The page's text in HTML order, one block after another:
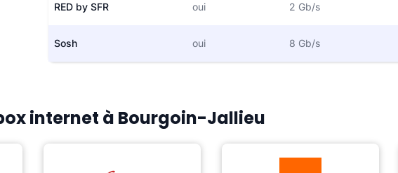
RED by SFR oui 2 Gb/s
Sosh oui 8 Gb/s
internet à Bourgoin-Jallieu